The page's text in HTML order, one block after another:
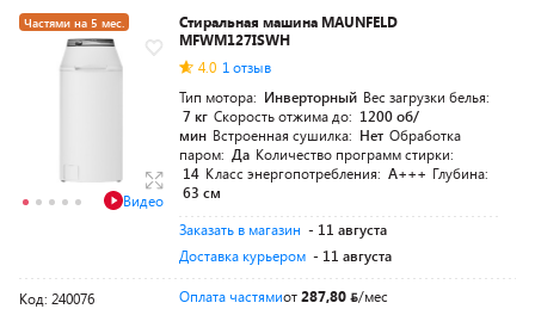
Частями на 5 мес.
Видео
Стиральная машина MAUNFELD
MFWM127ISWH
4.0 1 отзыв
Тип мотора: Инверторный Вес загрузки белья:
7 кг Скорость отжима до: 1200 об/
мин Встроенная сушилка: Нет Обработка
паром: Да Количество программ стирки:
14 Класс энергопотребления: A+++ Глубина:
63 см
Заказать в магазин - 11 августа
Доставка курьером - 11 августа
Код: 240076 Оплата частямиот287,80
/мес